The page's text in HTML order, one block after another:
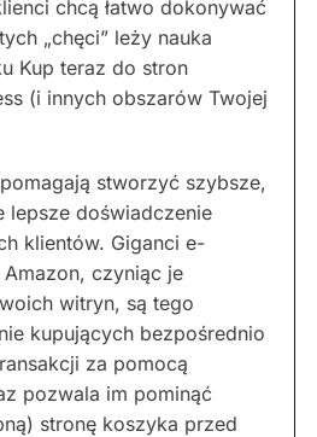
chcą łatwo dokonywać
„chęci” leży nauka
Kup teraz do stron
(i innych obszarów Twojej
stworzyć szybsze,
lepsze doświadczenie
klientów. Giganci e-
czyniąc je
witryn, są tego
kupujących bezpośrednio
za pomocą
pozwala im pominąć
stronę koszyka przed